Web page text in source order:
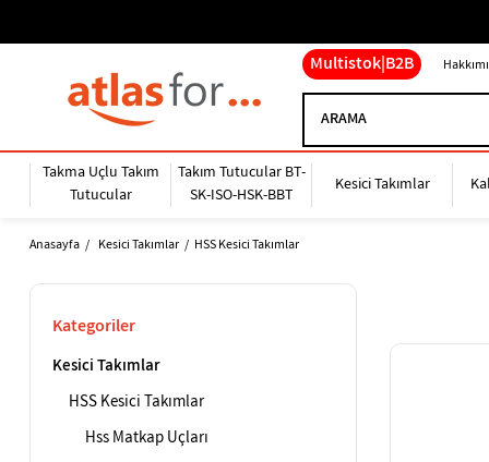
Multistok|B2B
Takma Uçlu Takım
Tutucular
Takım Tutucular BT-
SK-ISO-HSK-BBT
Kesici Takımlar
Anasayfa Kesici Takımlar HSS Kesici Takımlar
Kategoriler
Kesici Takımlar
HSS Kesici Takımlar
Hss Matkap Uçları